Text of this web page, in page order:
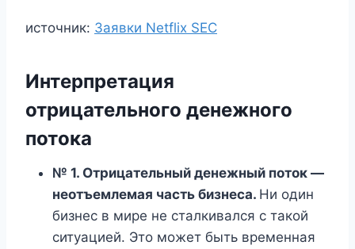
источник: Заявки Netflix SEC
Интерпретация
отрицательного денежного
потока
№ 1. Отрицательный денежный поток —
неотъемлемая часть бизнеса. Ни один
бизнес в мире не сталкивался с такой
ситуацией. Это может быть временная